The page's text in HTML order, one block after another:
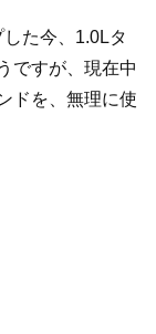
た今、1.0Lタ
ですが、現在中
ドを、無理に使